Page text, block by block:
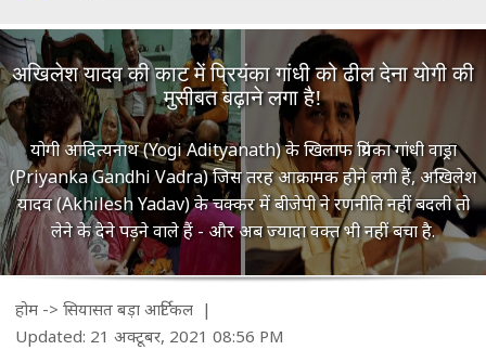
अखिलेश यादव की काट में प्रियंका गांधी को ढील देना योगी की
मुसीबत बढ़ाने लगा है!
योगी आदित्यनाथ (Yogi Adityanath) के खिलाफ प्रियंका गांधी वाड्रा
(Priyanka Gandhi Vadra) जिस तरह आक्रामक होने लगी हैं, अखिलेश
यादव (Akhilesh Yadav) के चक्कर में बीजेपी ने रणनीति नहीं बदली तो
लेने के देने पड़ने वाले हैं - और अब ज्यादा वक्त भी नहीं बचा है.
होम-> सियासत बड़ा आर्टिकल |
Updated: 21 अक्टूबर, 2021 08:56 PM